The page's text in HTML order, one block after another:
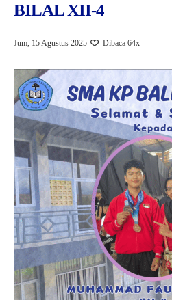
BILAL XII-4
Jum, 15 Agustus 2025 Dibaca 64x